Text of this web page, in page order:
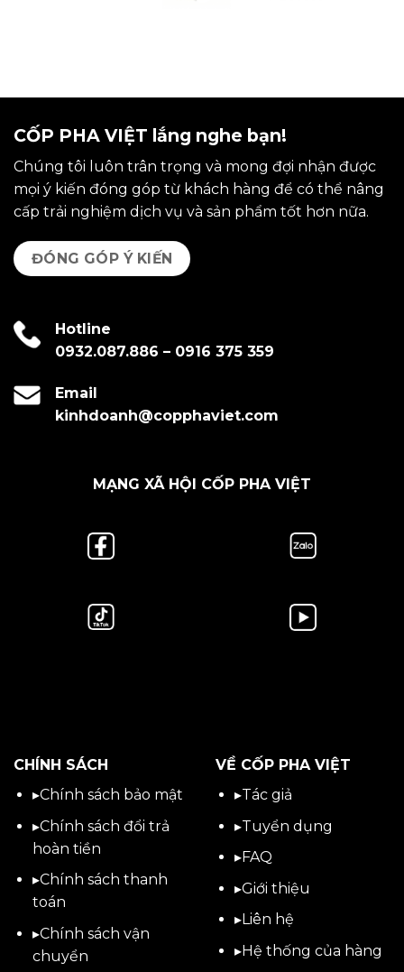
CỐP PHA VIỆT lắng nghe bạn!
Chúng tôi luôn trân trọng và mong đợi nhận được
mọi ý kiến đóng góp từ khách hàng để có thể nâng
cấp trải nghiệm dịch vụ và sản phẩm tốt hơn nữa.
ĐÓNG GÓP Ý KIẾN
Hotline
0932.087.886 – 0916 375 359
Email
kinhdoanh@copphaviet.com
MẠNG XÃ HỘI CỐP PHA VIỆT
CHÍNH SÁCH
▸Chính sách bảo mật
▸Chính sách đổi trả
hoàn tiền
▸Chính sách thanh
toán
▸Chính sách vận
chuyển
VỀ CỐP PHA VIỆT
▸Tác giả
▸Tuyển dụng
▸FAQ
▸Giới thiệu
▸Liên hệ
▸Hệ thống của hàng